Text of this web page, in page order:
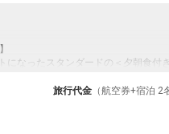
になったスタンダードの＜夕朝食付
延泊・飛び泊なども自由自在です。
旅行代金 （航空券+宿泊 2